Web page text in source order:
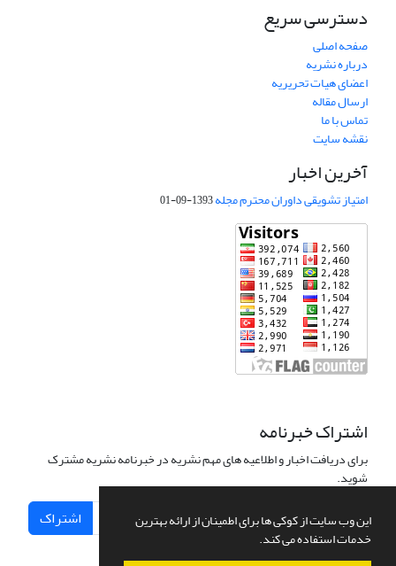
این وب سایت از کوکی ها برای اطمینان از ارائه بهترین
خدمات استفاده می کند.
دسترسی سریع
صفحه اصلی
درباره نشریه
اعضای هیات تحریریه
ارسال مقاله
تماس با ما
نقشه سایت
آخرین اخبار
امتیاز تشویقی داوران محترم مجله1393-09-01
اشتراک خبرنامه
برای دریافت اخبار و اطلاعیه های مهم نشریه در خبرنامه نشریه مشترک
شوید.
اشتراک